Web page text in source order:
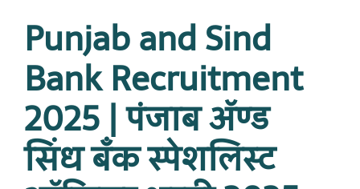
Punjab and Sind
Bank Recruitment
2025 | पंजाब अ‍ॅण्ड
सिंध बँक स्पेशलिस्ट